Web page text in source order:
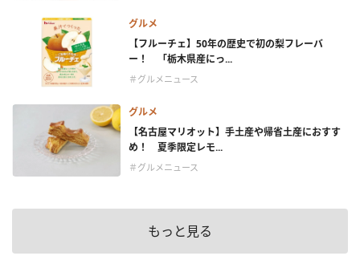
グルメ
【フルーチェ】50年の歴史で初の梨フレーバ
ー！ 「栃木県産にっ...
＃グルメニュース
グルメ
【名古屋マリオット】手土産や帰省土産におすす
め！ 夏季限定レモ...
＃グルメニュース
もっと見る